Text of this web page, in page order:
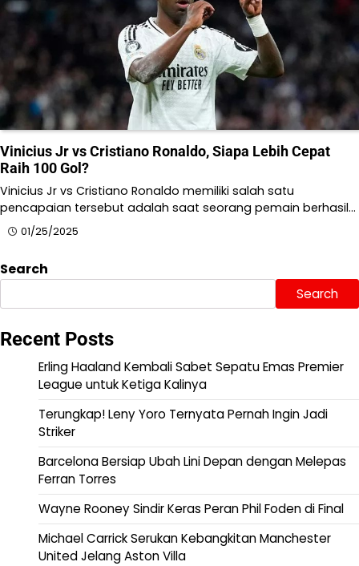
Vinicius Jr vs Cristiano Ronaldo, Siapa Lebih Cepat
Raih 100 Gol?
Vinicius Jr vs Cristiano Ronaldo memiliki salah satu
pencapaian tersebut adalah saat seorang pemain berhasil…
01/25/2025
Search
Search
Recent Posts
Erling Haaland Kembali Sabet Sepatu Emas Premier
League untuk Ketiga Kalinya
Terungkap! Leny Yoro Ternyata Pernah Ingin Jadi
Striker
Barcelona Bersiap Ubah Lini Depan dengan Melepas
Ferran Torres
Wayne Rooney Sindir Keras Peran Phil Foden di Final
Michael Carrick Serukan Kebangkitan Manchester
United Jelang Aston Villa